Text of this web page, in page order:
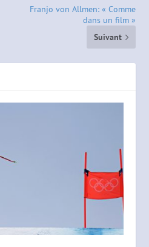
Franjo von Allmen: « Comme
dans un film »
Suivant